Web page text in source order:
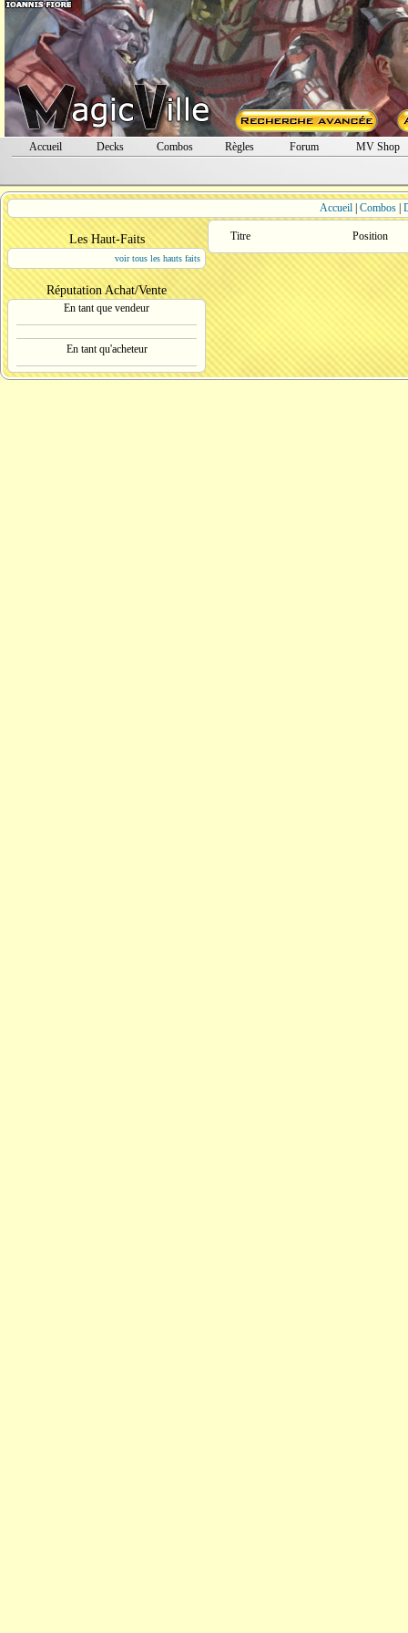
Accueil Decks Combos Règles Forum MV Shop
Accueil| Combos|
Les Haut-Faits
voir tous les hauts faits
Réputation Achat/Vente
En tant que vendeur
En tant qu'acheteur
Titre Position